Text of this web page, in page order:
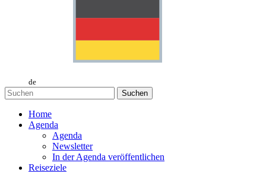
de
Suchen
Home
Agenda
Agenda
Newsletter
In der Agenda veröffentlichen
Reiseziele